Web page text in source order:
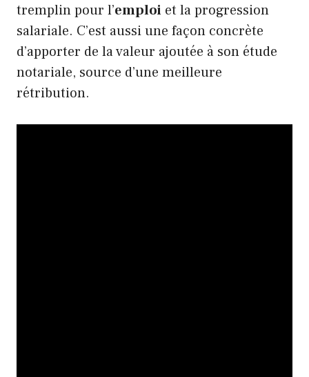
tremplin pour l’emploi et la progression
salariale. C’est aussi une façon concrète
d’apporter de la valeur ajoutée à son étude
notariale, source d’une meilleure
rétribution.